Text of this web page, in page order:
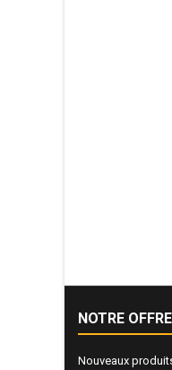
NOTRE OFFRE
Nouveaux